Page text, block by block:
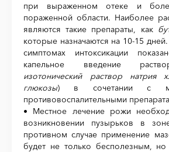
при выраженном отеке и
пораженной области. Наиболее
являются такие препараты, как
которые назначаются на 10-15
симптомах интоксикации
капельное введение
изотонический
раствор натрия
глюкозы) в сочетании с
противовоспалительными
• Местное лечение рожи
возникновении пузырьков в
противном случае применение
будет не только бесполезным,